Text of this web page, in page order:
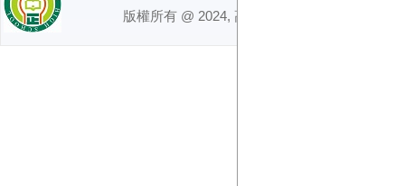
版權所有 @ 2024, 高雄市立中正高級中學. All